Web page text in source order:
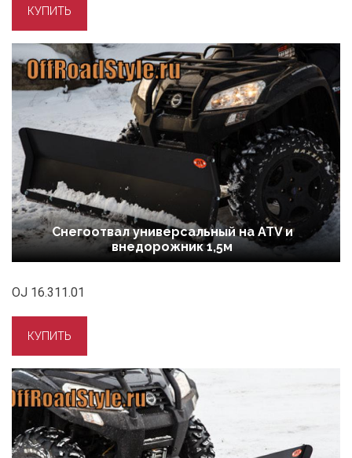
Снегоотвал универсальный на ATV и
внедорожник 1,5м
OJ 16.311.01